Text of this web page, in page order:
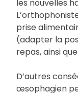
les nouvelles
prise
(adapter la
repas, ainsi
D’autres
œsophagien